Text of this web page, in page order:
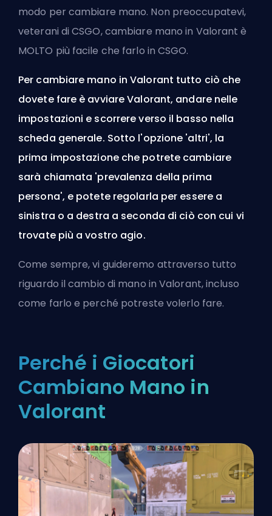
modo per cambiare mano. Non preoccupatevi,
veterani di CSGO, cambiare mano in Valorant è
MOLTO più facile che farlo in CSGO.
Per cambiare mano in Valorant tutto ciò che
dovete fare è avviare Valorant, andare nelle
impostazioni e scorrere verso il basso nella
scheda generale. Sotto l'opzione 'altri', la
prima impostazione che potrete cambiare
sarà chiamata 'prevalenza della prima
persona', e potete regolarla per essere a
sinistra o a destra a seconda di ciò con cui vi
trovate più a vostro agio.
Come sempre, vi guideremo attraverso tutto
riguardo il cambio di mano in Valorant, incluso
come farlo e perché potreste volerlo fare.
Perché i Giocatori
Cambiano Mano in
Valorant